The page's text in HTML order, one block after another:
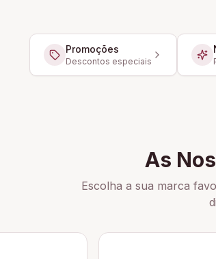
Promoções
Descontos especiais
As
Escolha a sua marca